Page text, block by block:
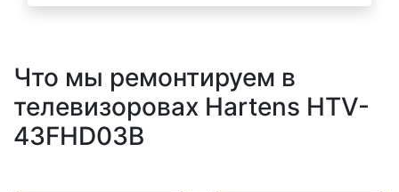
Что мы ремонтируем в
телевизоровах Hartens HTV-
43FHD03B